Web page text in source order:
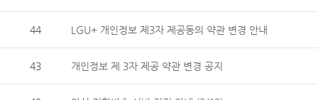
44 LGU+ 개인정보 제3자 제공동의 약관 변경 안내
43 개인정보 제 3자 제공 약관 변경 공지